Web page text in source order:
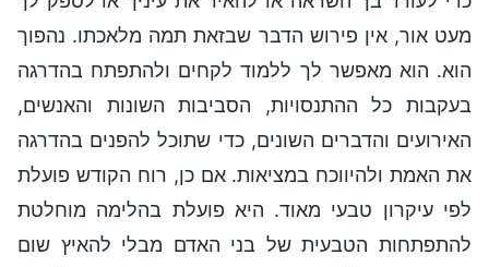
מעט אור, אין פירוש הדבר שבזאת תמה מלאכתו. נהפוך
הוא. הוא מאפשר לך ללמוד לקחים ולהתפתח בהדרגה
בעקבות כל ההתנסויות, הסביבות השונות והאנשים,
האירועים והדברים השונים, כדי שתוכל להפנים בהדרגה
את האמת ולהיווכח במציאות. אם כן, רוח הקודש פועלת
לפי עיקרון טבעי מאוד. היא פועלת בהלימה מוחלטת
להתפתחות הטבעית של בני האדם מבלי להאיץ שום